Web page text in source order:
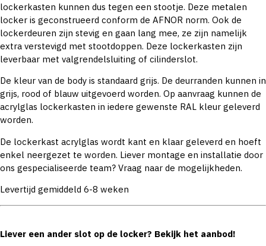
lockerkasten kunnen dus tegen een stootje. Deze metalen
locker is geconstrueerd conform de AFNOR norm. Ook de
lockerdeuren zijn stevig en gaan lang mee, ze zijn namelijk
extra verstevigd met stootdoppen. Deze lockerkasten zijn
leverbaar met valgrendelsluiting of cilinderslot.
De kleur van de body is standaard grijs. De deurranden kunnen in
grijs, rood of blauw uitgevoerd worden. Op aanvraag kunnen de
acrylglas lockerkasten in iedere gewenste RAL kleur geleverd
worden.
De lockerkast acrylglas wordt kant en klaar geleverd en hoeft
enkel neergezet te worden. Liever montage en installatie door
ons gespecialiseerde team? Vraag naar de mogelijkheden.
Levertijd gemiddeld 6-8 weken
Liever een ander slot op de locker? Bekijk het aanbod!